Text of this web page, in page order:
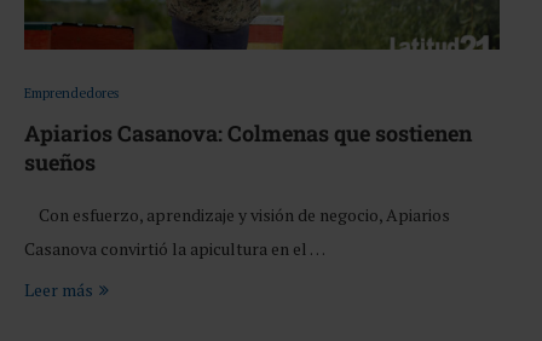
Emprendedores
Apiarios Casanova: Colmenas que sostienen
sueños
Con esfuerzo, aprendizaje y visión de negocio, Apiarios
Casanova convirtió la apicultura en el …
Leer más